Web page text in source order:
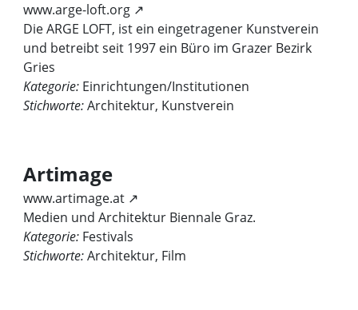
www.arge-loft.org ↗
Die ARGE LOFT, ist ein eingetragener Kunstverein
und betreibt seit 1997 ein Büro im Grazer Bezirk
Gries
Kategorie: Einrichtungen/Institutionen
Stichworte:Architektur, Kunstverein
Artimage
www.artimage.at ↗
Medien und Architektur Biennale Graz.
Kategorie: Festivals
Stichworte:Architektur, Film